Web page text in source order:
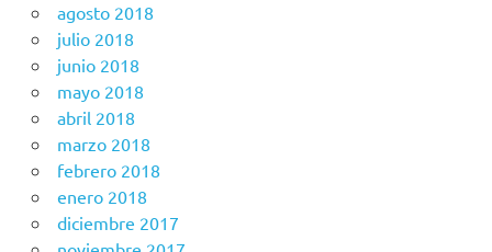
agosto 2018
julio 2018
junio 2018
mayo 2018
abril 2018
marzo 2018
febrero 2018
enero 2018
diciembre 2017